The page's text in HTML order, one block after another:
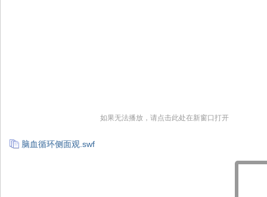
如果无法播放，请点击此处在新窗口打开
脑血循环侧面观.swf